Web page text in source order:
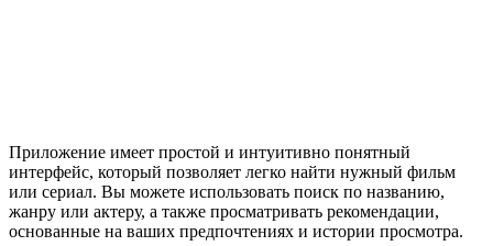
Приложение имеет простой и интуитивно понятный
интерфейс, который позволяет легко найти нужный фильм
или сериал. Вы можете использовать поиск по названию,
жанру или актеру, а также просматривать рекомендации,
основанные на ваших предпочтениях и истории просмотра.